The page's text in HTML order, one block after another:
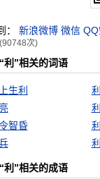
： 新浪微博 微信 QQ
次)
利”相关的词语
生利
智昏
利”相关的成语